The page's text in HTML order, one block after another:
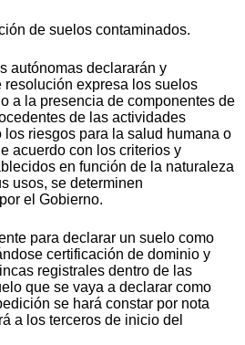
de suelos contaminados.
declararán y
resolución expresa los suelos
a la presencia de componentes de
de las actividades
los riesgos para la salud humana o
acuerdo con los criterios y
en función de la naturaleza
usos, se determinen
el Gobierno.
para declarar un suelo como
certificación de dominio y
registrales dentro de las
que se vaya a declarar como
se hará constar por nota
a los terceros de inicio del